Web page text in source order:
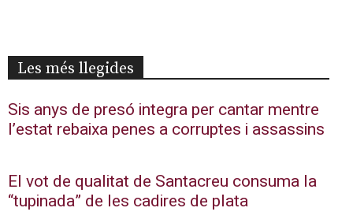
Les més llegides
Sis anys de presó integra per cantar mentre
l’estat rebaixa penes a corruptes i assassins
El vot de qualitat de Santacreu consuma la
“tupinada” de les cadires de plata